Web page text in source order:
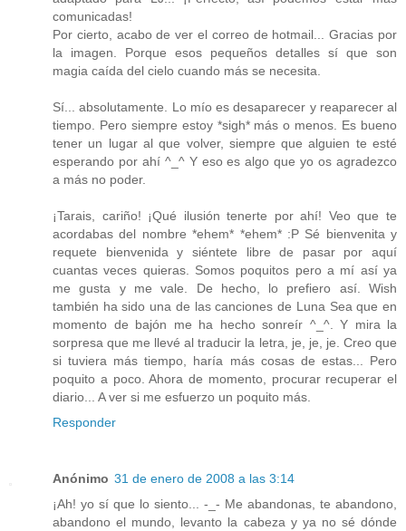
comunicadas!
Por cierto, acabo de ver el correo de hotmail... Gracias por
la imagen. Porque esos pequeños detalles sí que son
magia caída del cielo cuando más se necesita.
Sí... absolutamente. Lo mío es desaparecer y reaparecer al
tiempo. Pero siempre estoy *sigh* más o menos. Es bueno
tener un lugar al que volver, siempre que alguien te esté
esperando por ahí ^_^ Y eso es algo que yo os agradezco
a más no poder.
¡Tarais, cariño! ¡Qué ilusión tenerte por ahí! Veo que te
acordabas del nombre *ehem* *ehem* :P Sé bienvenita y
requete bienvenida y siéntete libre de pasar por aquí
cuantas veces quieras. Somos poquitos pero a mí así ya
me gusta y me vale. De hecho, lo prefiero así. Wish
también ha sido una de las canciones de Luna Sea que en
momento de bajón me ha hecho sonreír ^_^. Y mira la
sorpresa que me llevé al traducir la letra, je, je, je. Creo que
si tuviera más tiempo, haría más cosas de estas... Pero
poquito a poco. Ahora de momento, procurar recuperar el
diario... A ver si me esfuerzo un poquito más.
Responder
Anónimo 31 de enero de 2008 a las 3:14
¡Ah! yo sí que lo siento... -_- Me abandonas, te abandono,
abandono el mundo, levanto la cabeza y ya no sé dónde